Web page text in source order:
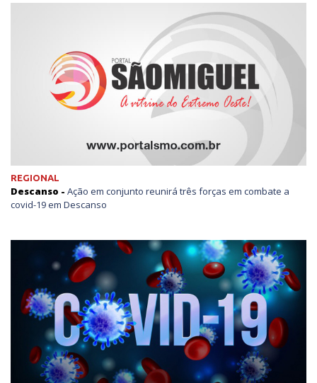
REGIONAL
Descanso - Ação em conjunto reunirá três forças em combate a
covid-19 em Descanso